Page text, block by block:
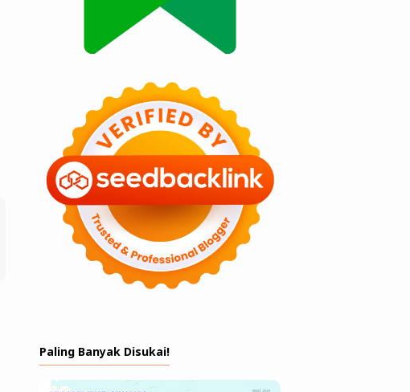
Paling Banyak Disukai!